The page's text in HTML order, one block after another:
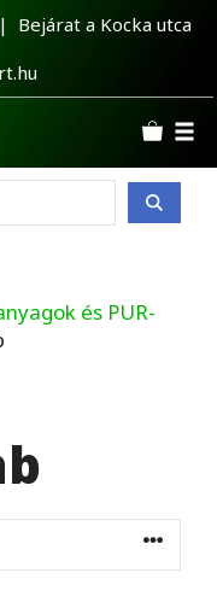
Bejárat a Kocka utca
és PUR-